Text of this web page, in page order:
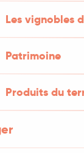
Les vignobles
Patrimoine
Produits du